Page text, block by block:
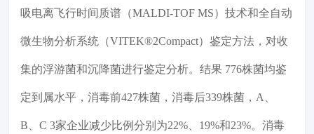
吸电离飞行时间质谱（MALDI-TOF MS）技术和全自动
微生物分析系统（VITEK®2Compact）鉴定方法，对收
集的浮游菌和沉降菌进行鉴定分析。结果 776株菌均鉴
定到属水平，消毒前427株菌，消毒后339株菌，A、
B、C 3家企业减少比例分别为22%、19%和23%。消毒